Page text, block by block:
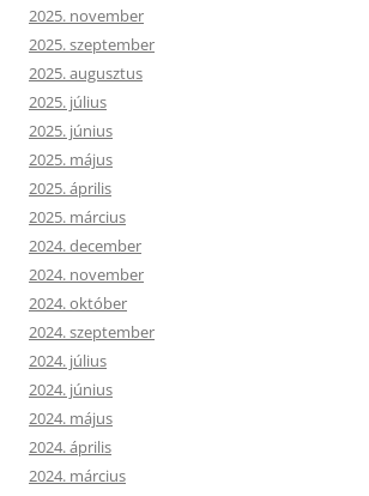
2025. november
2025. szeptember
2025. augusztus
2025. július
2025. június
2025. május
2025. április
2025. március
2024. december
2024. november
2024. október
2024. szeptember
2024. július
2024. június
2024. május
2024. április
2024. március